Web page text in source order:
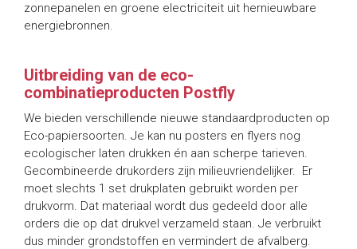
zonnepanelen en groene electriciteit uit hernieuwbare
energiebronnen.
Uitbreiding van de eco-
combinatieproducten Postfly
We bieden verschillende nieuwe standaardproducten op
Eco-papiersoorten. Je kan nu posters en flyers nog
ecologischer laten drukken én aan scherpe tarieven.
Gecombineerde drukorders zijn milieuvriendelijker. Er
moet slechts 1 set drukplaten gebruikt worden per
drukvorm. Dat materiaal wordt dus gedeeld door alle
orders die op dat drukvel verzameld staan. Je verbruikt
dus minder grondstoffen en vermindert de afvalberg.